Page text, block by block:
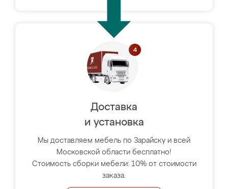
Доставка
и установка
Мы доставляем мебель по Зарайску и всей
Московской области бесплатно!
Стоимость сборки мебели: 10% от стоимости
заказа.